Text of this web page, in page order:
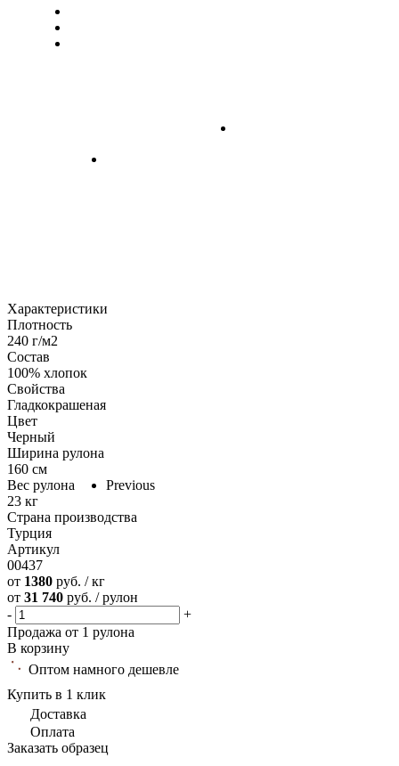
Previous
Характеристики
Плотность
240 г/м2
Состав
100% хлопок
Свойства
Гладкокрашеная
Цвет
Черный
Ширина рулона
160 см
Вес рулона
23 кг
Страна производства
Турция
Артикул
00437
от 1380 руб. / кг
от 31 740 руб. / рулон
-
+
Продажа от 1 рулона
В корзину
Оптом намного дешевле
Купить в 1 клик
Доставка
Оплата
Заказать образец